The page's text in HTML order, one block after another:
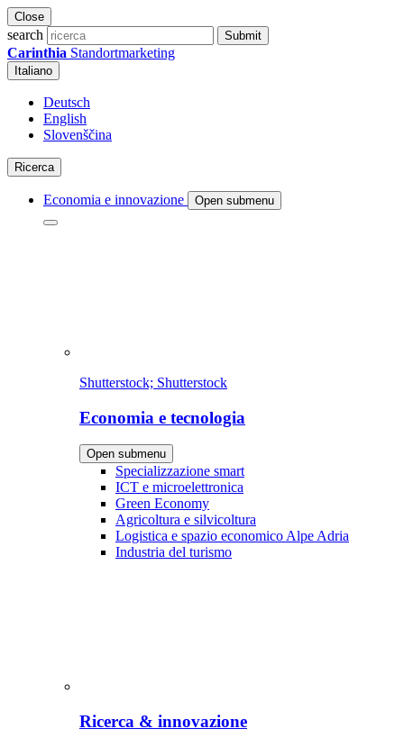
Close
search Submit
Carinthia Standortmarketing
Italiano
Deutsch
English
Slovenščina
Ricerca
Economia e innovazione Open submenu
Shutterstock; Shutterstock
Economia e tecnologia
Open submenu
Specializzazione smart
ICT e microelettronica
Green Economy
Agricoltura e silvicoltura
Logistica e spazio economico Alpe Adria
Industria del turismo
Ricerca & innovazione